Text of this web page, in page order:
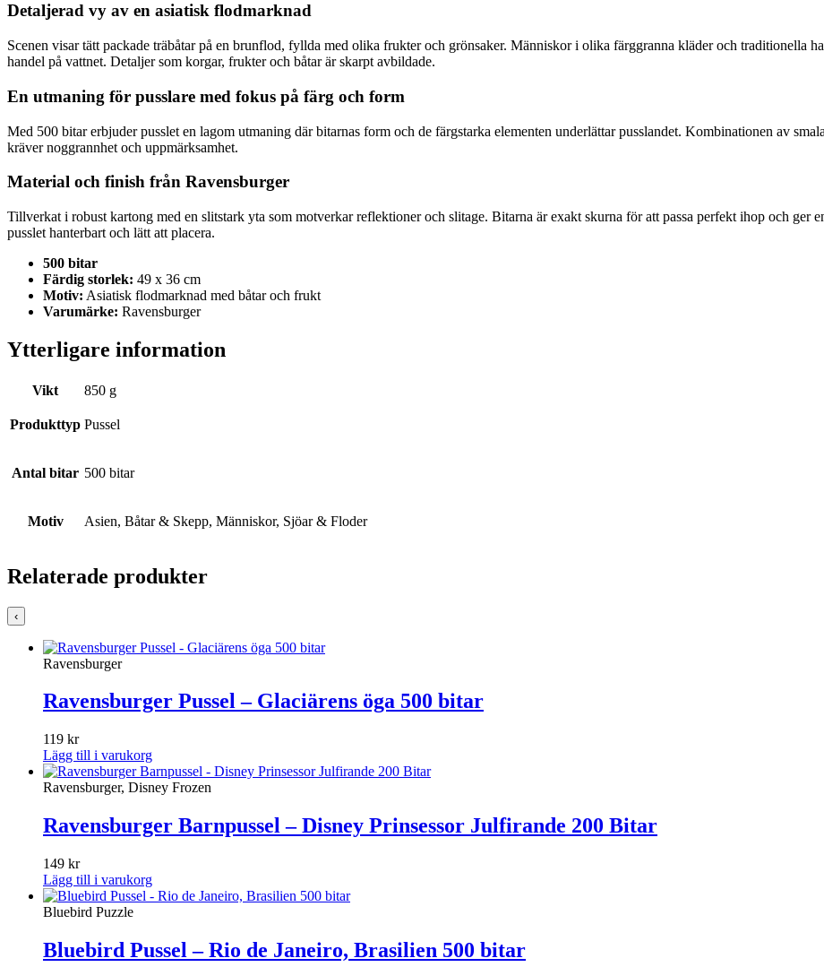
Detaljerad vy av en asiatisk flodmarknad
Scenen visar tätt packade träbåtar på en brunflod, fyllda med olika frukter och grönsaker. Människor i olika färggranna kläder och traditionella
handel på vattnet. Detaljer som korgar, frukter och båtar är skarpt avbildade.
En utmaning för pusslare med fokus på färg och form
Med 500 bitar erbjuder pusslet en lagom utmaning där bitarnas form och de färgstarka elementen underlättar pusslandet. Kombinationen av
kräver noggrannhet och uppmärksamhet.
Material och finish från Ravensburger
Tillverkat i robust kartong med en slitstark yta som motverkar reflektioner och slitage. Bitarna är exakt skurna för att passa perfekt ihop och ger
pusslet hanterbart och lätt att placera.
500 bitar
Färdig storlek: 49 x 36 cm
Motiv: Asiatisk flodmarknad med båtar och frukt
Varumärke: Ravensburger
Ytterligare information
Vikt 850 g
Produkttyp Pussel
Antal bitar 500 bitar
Motiv Asien, Båtar & Skepp, Människor, Sjöar & Floder
Relaterade produkter
‹
Ravensburger
Ravensburger Pussel – Glaciärens öga 500 bitar
119 kr
Lägg till i varukorg
Ravensburger, Disney Frozen
Ravensburger Barnpussel – Disney Prinsessor Julfirande 200 Bitar
149 kr
Lägg till i varukorg
Bluebird Puzzle
Bluebird Pussel – Rio de Janeiro, Brasilien 500 bitar